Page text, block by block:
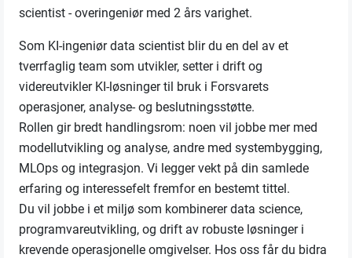
scientist - overingeniør med 2 års varighet.
Som KI-ingeniør data scientist blir du en del av et
tverrfaglig team som utvikler, setter i drift og
videreutvikler KI-løsninger til bruk i Forsvarets
operasjoner, analyse- og beslutningsstøtte.
Rollen gir bredt handlingsrom: noen vil jobbe mer med
modellutvikling og analyse, andre med systembygging,
MLOps og integrasjon. Vi legger vekt på din samlede
erfaring og interessefelt fremfor en bestemt tittel.
Du vil jobbe i et miljø som kombinerer data science,
programvareutvikling, og drift av robuste løsninger i
krevende operasjonelle omgivelser. Hos oss får du bidra